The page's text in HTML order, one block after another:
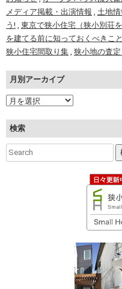
メディア掲載・出演情報 , 土地情
う! , 東京で狭小住宅（狭小別荘
を建てる前に知っておくべきこ
狭小住宅間取り集 , 狭小地の査定
月別アーカイブ
検索